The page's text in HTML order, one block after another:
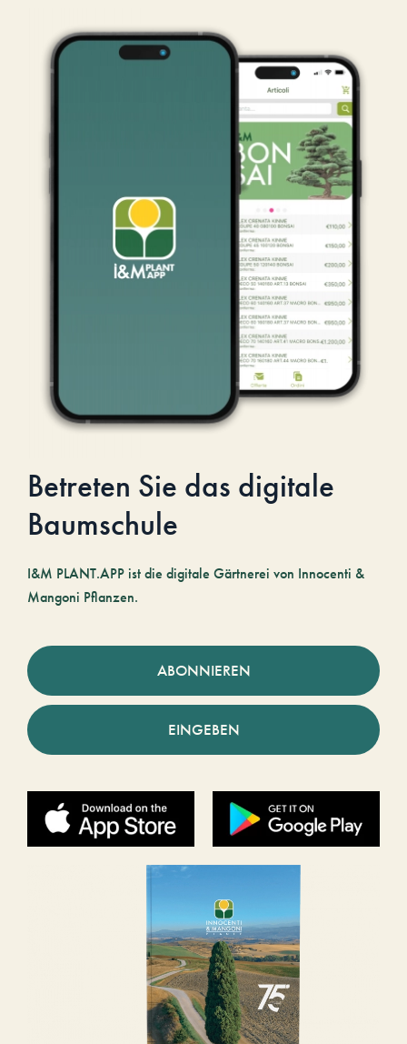
Betreten Sie das digitale
Baumschule
I&M PLANT.APP ist die digitale Gärtnerei von Innocenti &
Mangoni Pflanzen.
ABONNIEREN
EINGEBEN